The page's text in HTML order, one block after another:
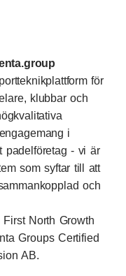
för
klubbar och
i
padelföretag - vi är
som syftar till att
och
North Growth
Groups Certified
AB.